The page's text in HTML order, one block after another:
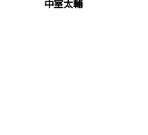
中室太輔